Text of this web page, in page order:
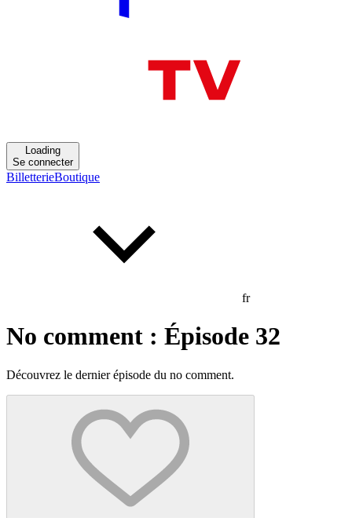
Loading
Se connecter
BilletterieBoutique
fr
No comment : Épisode 32
Découvrez le dernier épisode du no comment.